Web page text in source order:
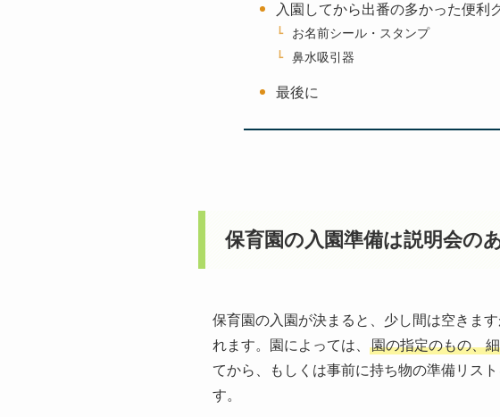
入園してから出番の多かった便利
お名前シール・スタンプ
鼻水吸引器
最後に
保育園の入園準備は説明会の
保育園の入園が決まると、少し間は空きま
れます。園によっては、
園の指定のもの、
てから、もしくは事前に持ち物の準備リス
す。